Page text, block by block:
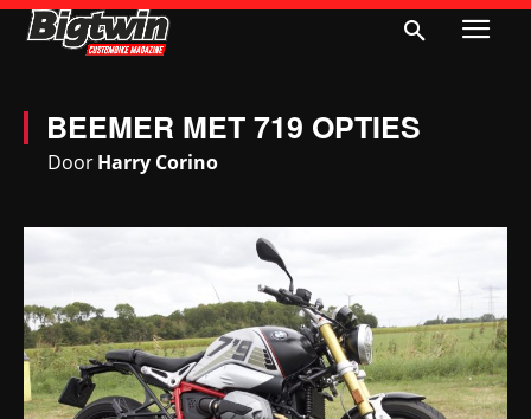
BEEMER MET 719 OPTIES
DoorHarry Corino